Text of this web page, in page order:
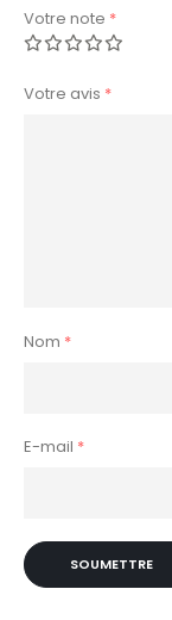
Votre note *
Votre avis *
Nom *
E-mail *